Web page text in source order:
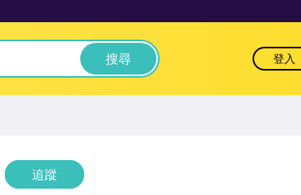
搜尋 登入
追蹤